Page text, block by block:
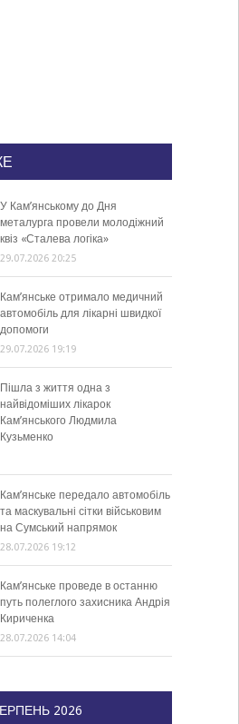
У Кам’янському до Дня
металурга провели молодіжний
квіз «Сталева логіка»
29.07.2026 20:25
Кам’янське отримало медичний
автомобіль для лікарні швидкої
допомоги
29.07.2026 19:19
Пішла з життя одна з
найвідоміших лікарок
Кам’янського Людмила
Кузьменко
Кам’янське передало автомобіль
та маскувальні сітки військовим
на Сумський напрямок
28.07.2026 19:12
Кам’янське проведе в останню
путь полеглого захисника Андрія
Кириченка
28.07.2026 14:04
2026